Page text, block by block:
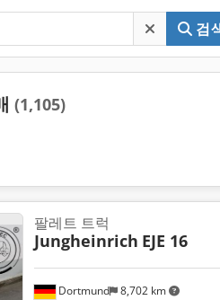
검
(1,105)
Dortmund 8,702 km
팔레트 트럭
Jungheinrich EJE 16